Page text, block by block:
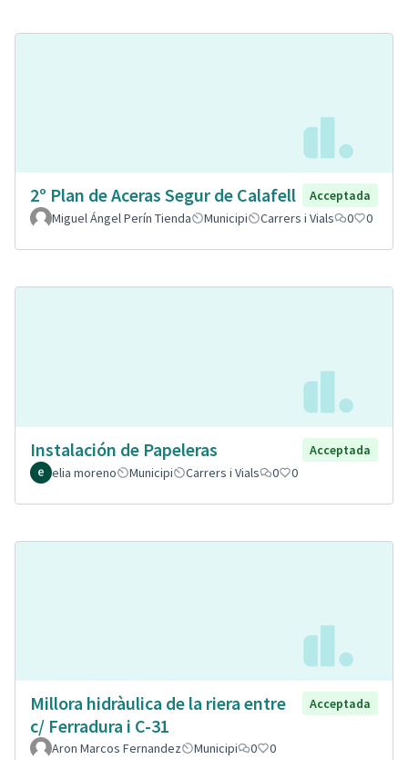
2º Plan de Aceras Segur de Calafell
Acceptada
Miguel Ángel Perín Tienda
Municipi Carrers i Vials 0 0
Instalación de Papeleras
Acceptada
elia moreno
Municipi Carrers i Vials 0 0
Millora hidràulica de la riera entre
c/ Ferradura i C-31
Acceptada
Aron Marcos Fernandez Municipi 0 0